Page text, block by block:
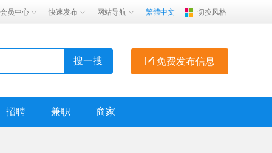
会员中心 快速发布 网站导航 繁體中文 切换风格
免费发布信息
搜一搜
招聘 兼职 商家